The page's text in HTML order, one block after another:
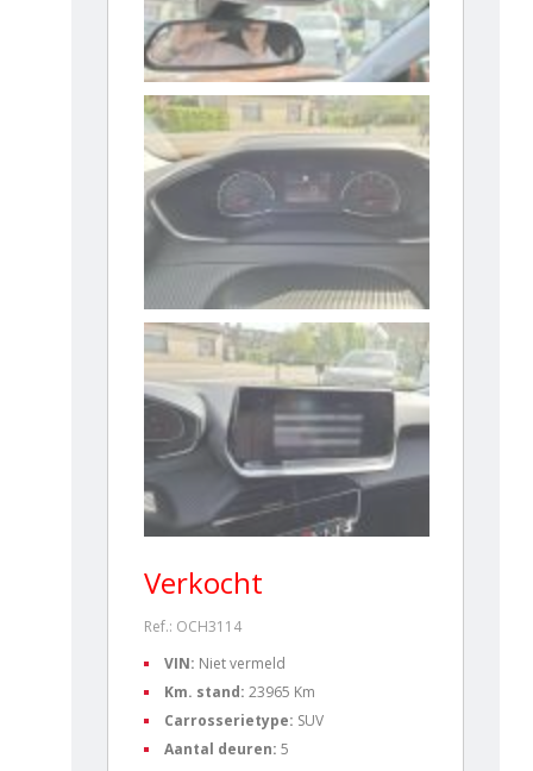
Verkocht
Ref.: OCH3114
VIN: Niet vermeld
Km. stand: 23965 Km
Carrosserietype: SUV
Aantal deuren: 5